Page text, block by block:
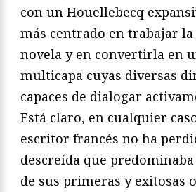
con un Houellebecq
más centrado en trabajar
novela y en convertirla en
multicapa cuyas diversas
capaces de dialogar
Está claro, en cualquier
escritor francés no ha
descreída que
de sus primeras y exitosas